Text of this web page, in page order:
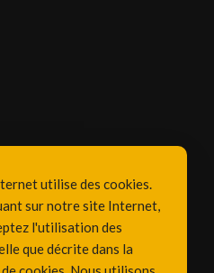
utilise des cookies.
sur notre site Internet,
l'utilisation des
que décrite dans la